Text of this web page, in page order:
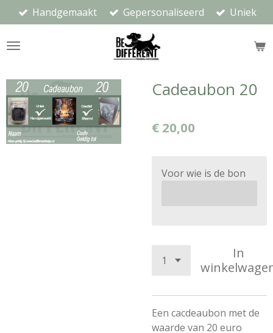
direct
naar
Handgemaakt Gepersonaliseerd Uniek
Cadeaubon 20
€ 20,00
Voor wie is de bon
In
Een cacdeaubon met de
waarde van 20 euro